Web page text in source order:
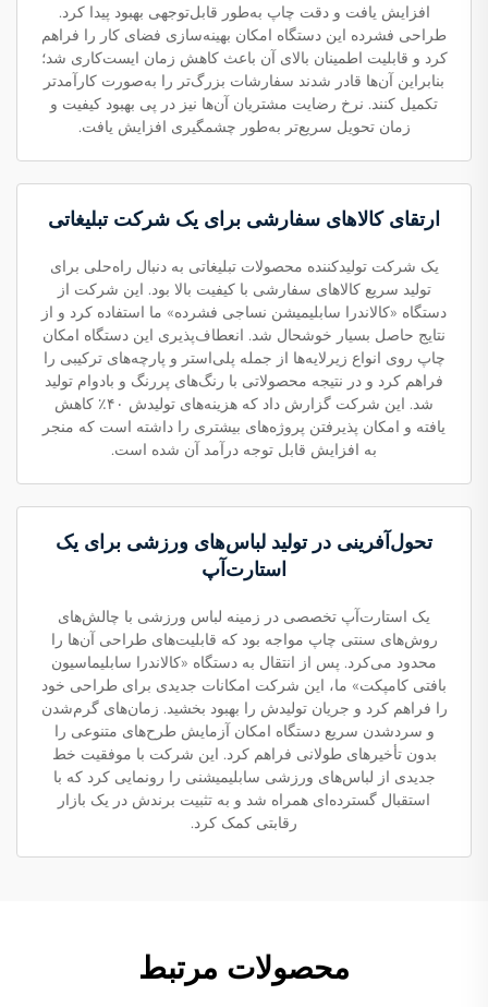
افزایش یافت و دقت چاپ به‌طور قابل‌توجهی بهبود پیدا کرد.
طراحی فشرده این دستگاه امکان بهینه‌سازی فضای کار را فراهم
کرد و قابلیت اطمینان بالای آن باعث کاهش زمان ایست‌کاری شد؛
بنابراین آن‌ها قادر شدند سفارشات بزرگ‌تر را به‌صورت کارآمدتر
تکمیل کنند. نرخ رضایت مشتریان آن‌ها نیز در پی بهبود کیفیت و
زمان تحویل سریع‌تر به‌طور چشمگیری افزایش یافت.
ارتقای کالاهای سفارشی برای یک شرکت تبلیغاتی
یک شرکت تولیدکننده محصولات تبلیغاتی به دنبال راه‌حلی برای
تولید سریع کالاهای سفارشی با کیفیت بالا بود. این شرکت از
دستگاه «کالاندرا سابلیمیشن نساجی فشرده» ما استفاده کرد و از
نتایج حاصل بسیار خوشحال شد. انعطاف‌پذیری این دستگاه امکان
چاپ روی انواع زیرلایه‌ها از جمله پلی‌استر و پارچه‌های ترکیبی را
فراهم کرد و در نتیجه محصولاتی با رنگ‌های پررنگ و بادوام تولید
شد. این شرکت گزارش داد که هزینه‌های تولیدش ۴۰٪ کاهش
یافته و امکان پذیرفتن پروژه‌های بیشتری را داشته است که منجر
به افزایش قابل توجه درآمد آن شده است.
تحول‌آفرینی در تولید لباس‌های ورزشی برای یک
استارت‌آپ
یک استارت‌آپ تخصصی در زمینه لباس ورزشی با چالش‌های
روش‌های سنتی چاپ مواجه بود که قابلیت‌های طراحی آن‌ها را
محدود می‌کرد. پس از انتقال به دستگاه «کالاندرا سابلیماسیون
بافتی کامپکت» ما، این شرکت امکانات جدیدی برای طراحی خود
را فراهم کرد و جریان تولیدش را بهبود بخشید. زمان‌های گرم‌شدن
و سردشدن سریع دستگاه امکان آزمایش طرح‌های متنوعی را
بدون تأخیرهای طولانی فراهم کرد. این شرکت با موفقیت خط
جدیدی از لباس‌های ورزشی سابلیمیشنی را رونمایی کرد که با
استقبال گسترده‌ای همراه شد و به تثبیت برندش در یک بازار
رقابتی کمک کرد.
محصولات مرتبط